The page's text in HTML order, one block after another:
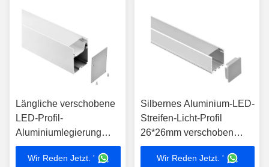
Längliche verschobene
LED-Profil-
Aluminiumlegierung
anodisierte LED-Kanal-
Diffusor 55*75mm
Wir Reden Jetzt. '
Silbernes Aluminium-LED-
Streifen-Licht-Profil
26*26mm verschoben
angebracht
Wir Reden Jetzt. '